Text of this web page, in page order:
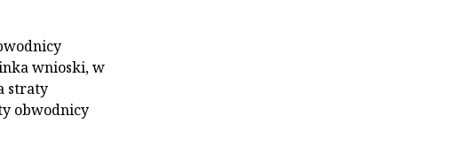
wnioski, w
straty
obwodnicy